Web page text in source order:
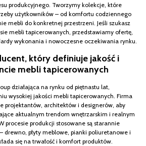
produkcyjnego. Tworzymy kolekcje, które
użytkowników – od komfortu codziennego
mebli do konkretnej przestrzeni. Jeśli szukasz
mebli tapicerowanych, przedstawiamy ofertę,
wykonania i nowoczesne oczekiwania rynku.
który definiuje jakość i
mebli tapicerowanych
działająca na rynku od piętnastu lat,
wysokiej jakości mebli tapicerowanych. Firma
projektantów, architektów i designerów, aby
aktualnym trendom wnętrzarskim i realnym
procesie produkcji stosowane są starannie
drewno, płyty meblowe, pianki poliuretanowe i
się na trwałość i komfort produktów.